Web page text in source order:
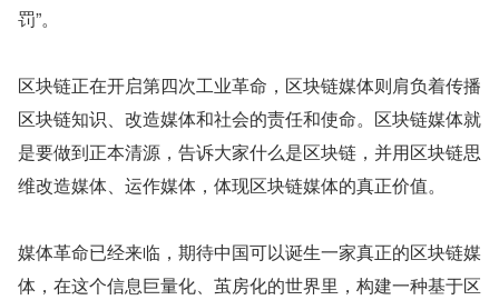
罚”。
区块链正在开启第四次工业革命，区块链媒体则肩负着传播
区块链知识、改造媒体和社会的责任和使命。区块链媒体就
是要做到正本清源，告诉大家什么是区块链，并用区块链思
维改造媒体、运作媒体，体现区块链媒体的真正价值。
媒体革命已经来临，期待中国可以诞生一家真正的区块链媒
体，在这个信息巨量化、茧房化的世界里，构建一种基于区